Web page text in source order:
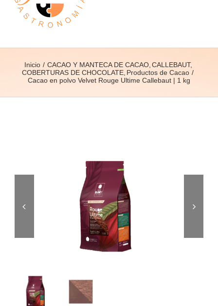
Inicio CACAO Y MANTECA DE CACAO CALLEBAUT
COBERTURAS DE CHOCOLATE Productos de Cacao
Cacao en polvo Velvet Rouge Ultime Callebaut | 1 kg